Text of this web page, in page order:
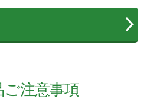
注意事項